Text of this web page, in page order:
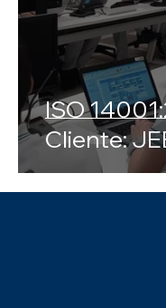
ISO
Cliente: